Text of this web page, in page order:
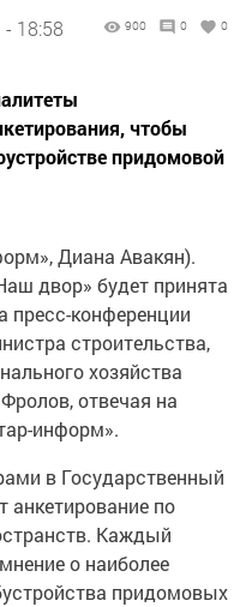
18:58 900 0 0
чтобы
придомовой
Диана Авакян).
двор» будет принята
пресс-конференции
строительства,
хозяйства
отвечая на
информ».
в Государственный
анкетирование по
Каждый
о наиболее
придомовых